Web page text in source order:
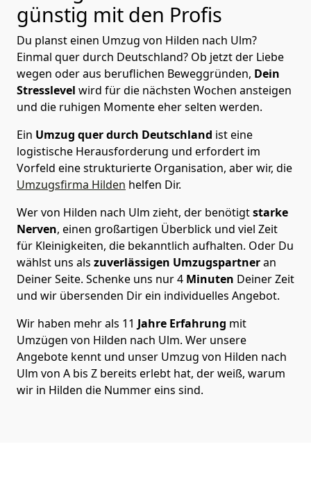
günstig mit den Profis
Du planst einen Umzug von Hilden nach Ulm?
Einmal quer durch Deutschland? Ob jetzt der Liebe
wegen oder aus beruflichen Beweggründen, Dein
Stresslevel wird für die nächsten Wochen ansteigen
und die ruhigen Momente eher selten werden.
Ein Umzug quer durch Deutschland ist eine
logistische Herausforderung und erfordert im
Vorfeld eine strukturierte Organisation, aber wir, die
Umzugsfirma Hilden helfen Dir.
Wer von Hilden nach Ulm zieht, der benötigtstarke
Nerven, einen großartigen Überblick und viel Zeit
für Kleinigkeiten, die bekanntlich aufhalten. Oder Du
wählst uns als zuverlässigen Umzugspartneran
Deiner Seite. Schenke uns nur4 Minuten Deiner Zeit
und wir übersenden Dir ein individuelles Angebot.
Wir haben mehr als 11 Jahre Erfahrung mit
Umzügen von Hilden nach Ulm. Wer unsere
Angebote kennt und unser Umzug von Hilden nach
Ulm von A bis Z bereits erlebt hat, der weiß, warum
wir in Hilden die Nummer eins sind.